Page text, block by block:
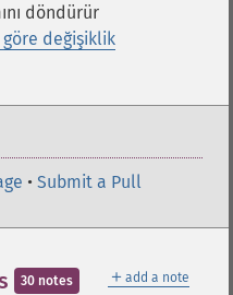
döndürür
değişiklik
• Submit a Pull
＋ add a note
30 notes